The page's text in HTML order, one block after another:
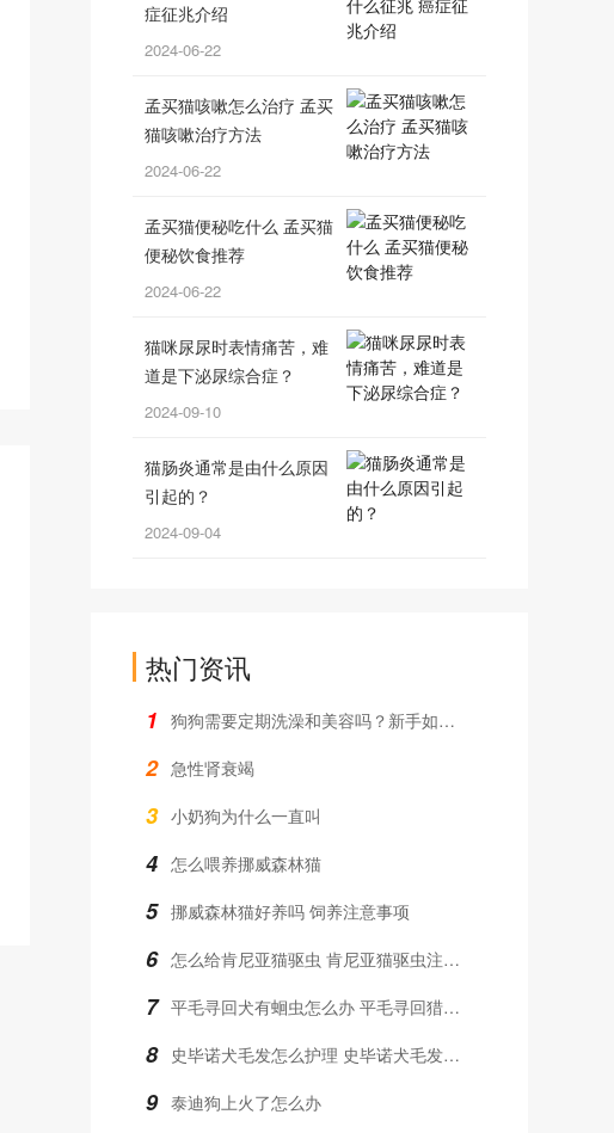
症征兆介绍
2024-06-22
孟买猫咳嗽怎么治疗 孟买
猫咳嗽治疗方法
2024-06-22
孟买猫便秘吃什么 孟买猫
便秘饮食推荐
2024-06-22
猫咪尿尿时表情痛苦，难
道是下泌尿综合症？
2024-09-10
猫肠炎通常是由什么原因
引起的？
2024-09-04
热门资讯
1 狗狗需要定期洗澡和美容吗？新手如何操作？
2 急性肾衰竭
3 小奶狗为什么一直叫
4 怎么喂养挪威森林猫
5 挪威森林猫好养吗 饲养注意事项
6 怎么给肯尼亚猫驱虫 肯尼亚猫驱虫注意事项
7 平毛寻回犬有蛔虫怎么办 平毛寻回猎犬蛔虫治疗方法
8 史毕诺犬毛发怎么护理 史毕诺犬毛发护理方法
9 泰迪狗上火了怎么办